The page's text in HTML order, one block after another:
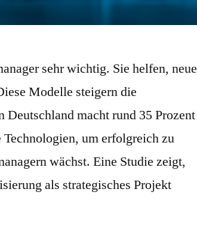
sehr wichtig. Sie helfen, neue
Modelle steigern die
macht rund 35 Prozent
um erfolgreich zu
wächst. Eine Studie zeigt,
als strategisches Projekt